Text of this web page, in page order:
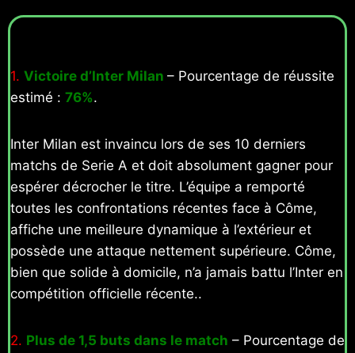
1. Victoire d’Inter Milan – Pourcentage de réussite
estimé : 76%.
Inter Milan est invaincu lors de ses 10 derniers
matchs de Serie A et doit absolument gagner pour
espérer décrocher le titre. L’équipe a remporté
toutes les confrontations récentes face à Côme,
affiche une meilleure dynamique à l’extérieur et
possède une attaque nettement supérieure. Côme,
bien que solide à domicile, n’a jamais battu l’Inter en
compétition officielle récente..
2. Plus de 1,5 buts dans le match – Pourcentage de